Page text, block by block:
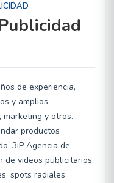
de experiencia,
y amplios
marketing y otros.
productos
3iP Agencia de
de videos publicitarios,
spots radiales,